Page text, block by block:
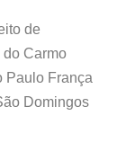
de
do Carmo
Paulo França
Domingos